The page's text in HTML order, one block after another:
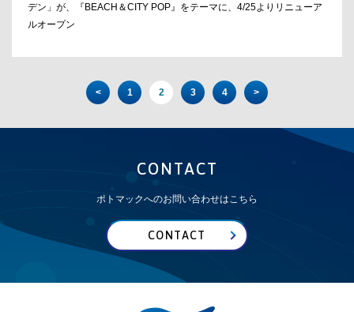
デン」が、『BEACH＆CITY POP』をテーマに、4/25よりリニューア
ルオープン
< 1 2 3 4 >
CONTACT
ポトマックへのお問い合わせはこちら
CONTACT